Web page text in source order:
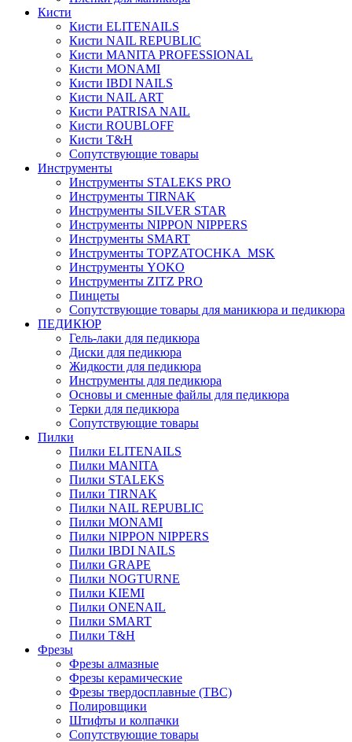
Кисти
Кисти ELITENAILS
Кисти NAIL REPUBLIC
Кисти MANITA PROFESSIONAL
Кисти MONAMI
Кисти IBDI NAILS
Кисти NAIL ART
Кисти PATRISA NAIL
Кисти ROUBLOFF
Кисти T&H
Сопутствующие товары
Инструменты
Инструменты STALEKS PRO
Инструменты TIRNAK
Инструменты SILVER STAR
Инструменты NIPPON NIPPERS
Инструменты SMART
Инструменты TOPZATOCHKA_MSK
Инструменты YOKO
Инструменты ZITZ PRO
Пинцеты
Сопутствующие товары для маникюра и педикюра
ПЕДИКЮР
Гель-лаки для педикюра
Диски для педикюра
Жидкости для педикюра
Инструменты для педикюра
Основы и сменные файлы для педикюра
Терки для педикюра
Сопутствующие товары
Пилки
Пилки ELITENAILS
Пилки MANITA
Пилки STALEKS
Пилки TIRNAK
Пилки NAIL REPUBLIC
Пилки MONAMI
Пилки NIPPON NIPPERS
Пилки IBDI NAILS
Пилки GRAPE
Пилки NOGTURNE
Пилки KIEMI
Пилки ONENAIL
Пилки SMART
Пилки T&H
Фрезы
Фрезы алмазные
Фрезы керамические
Фрезы твердосплавные (ТВС)
Полировщики
Штифты и колпачки
Сопутствующие товары